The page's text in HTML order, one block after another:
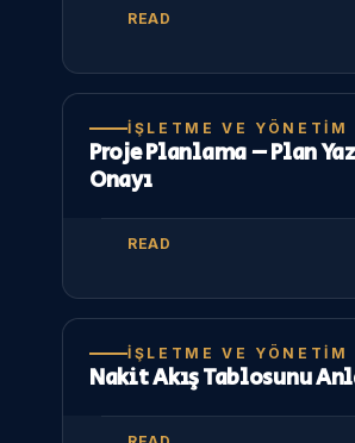
READ
İŞLETME VE YÖNETIM
Proje Planlama – Plan
Onayı
READ
İŞLETME VE YÖNETIM
Nakit Akış Tablosunu